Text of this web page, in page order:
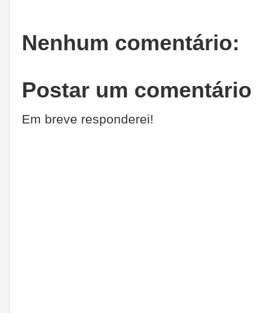
Nenhum comentário:
Postar um comentário
Em breve responderei!